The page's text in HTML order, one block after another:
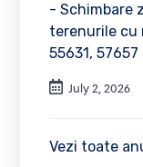
- Schimbare
terenurile cu
55631, 57657
July 2, 2026
Vezi toate